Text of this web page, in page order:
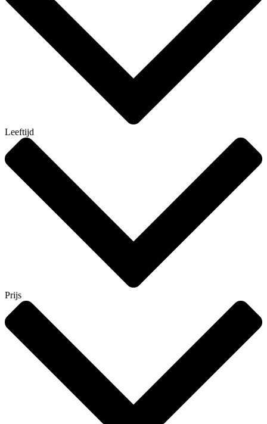
Leeftijd
Prijs